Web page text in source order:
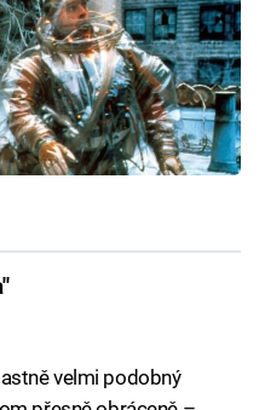
velmi podobný